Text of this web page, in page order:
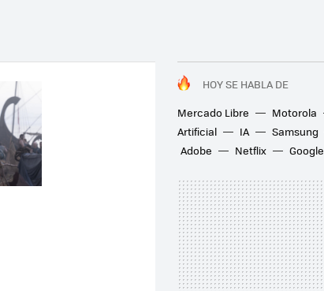
HOY SE HABLA DE
Mercado Libre
Motorola
Artificial
IA Samsung
Adobe
Netflix Google